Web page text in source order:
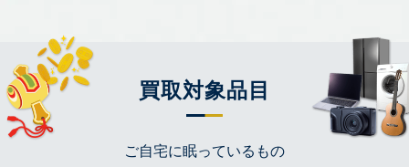
買取対象品目
ご自宅に眠っているもの